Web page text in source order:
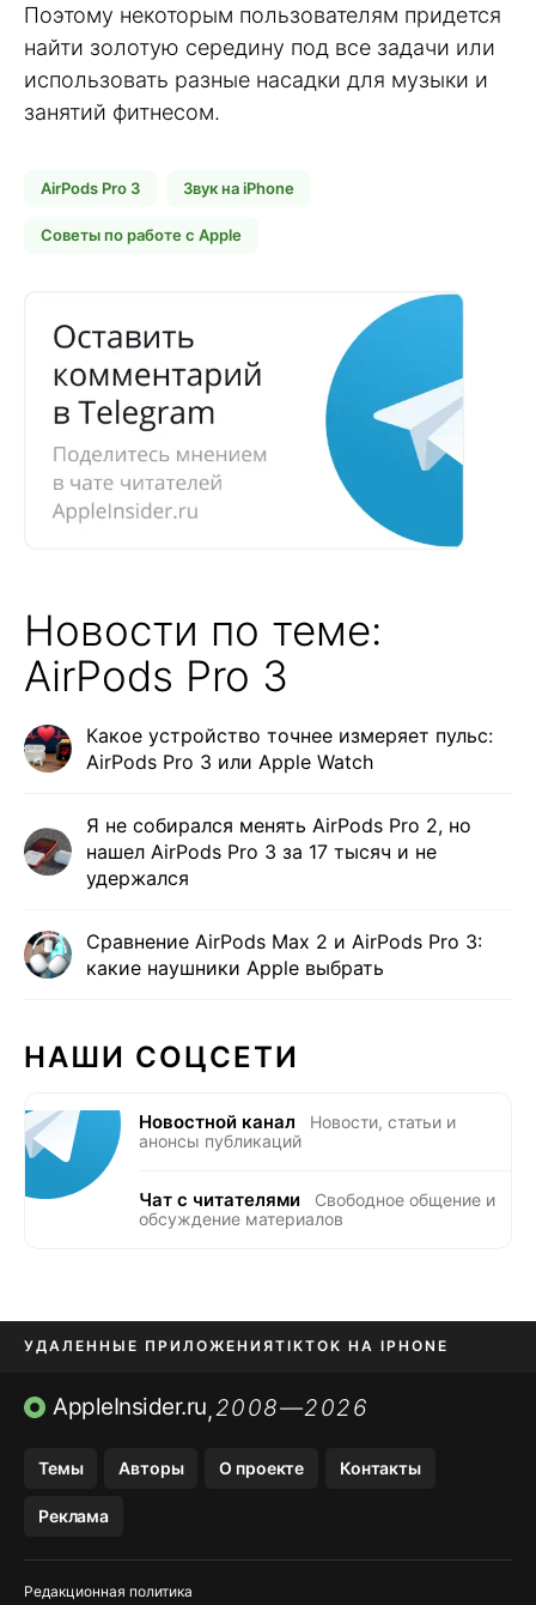
Поэтому некоторым пользователям придется
найти золотую середину под все задачи или
использовать разные насадки для музыки и
занятий фитнесом.
AirPods Pro 3 Звук на iPhone
Советы по работе с Apple
Новости по теме:
AirPods Pro 3
Какое устройство точнее измеряет пульс:
AirPods Pro 3 или Apple Watch
Я не собирался менять AirPods Pro 2, но
нашел AirPods Pro 3 за 17 тысяч и не
удержался
Сравнение AirPods Max 2 и AirPods Pro 3:
какие наушники Apple выбрать
НАШИ СОЦСЕТИ
Новостной канал
Новости, статьи и
анонсы публикаций
Чат с читателями
Свободное общение и
обсуждение материалов
УДАЛЕННЫЕ ПРИЛОЖЕНИЯTIKTOK НА IPHONE
ПРИЛОЖЕНИЯ БЕЗ APP STORE
AppleInsider.ru,2008—2026
Темы Авторы О проекте Контакты
Реклама
Редакционная политика